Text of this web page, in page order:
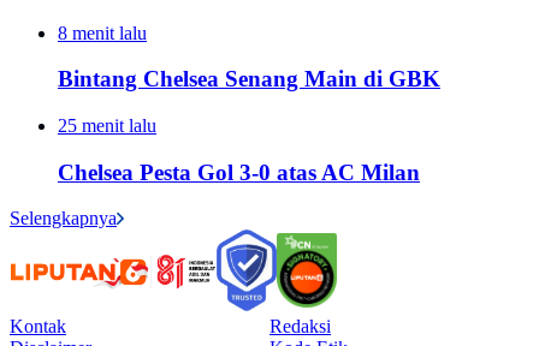
8 menit lalu
Bintang Chelsea Senang Main di GBK
25 menit lalu
Chelsea Pesta Gol 3-0 atas AC Milan
Selengkapnya
Kontak
Redaksi